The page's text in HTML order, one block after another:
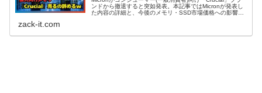
ンドから撤退すると突如発表。本記事ではMicronが発表し
た内容の詳細と、今後のメモリ・SSD市場価格への影響、
zack-it.com